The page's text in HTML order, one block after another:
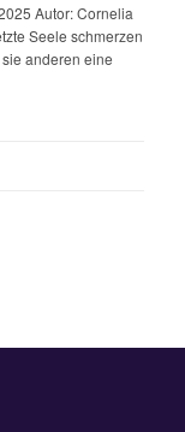
Autor: Cornelia
Seele schmerzen
anderen eine